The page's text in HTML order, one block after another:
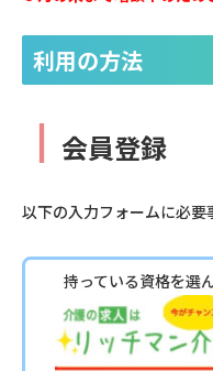
利用の方法
┃ 会員登録
以下の入力フォームに必要
持っている資格を選